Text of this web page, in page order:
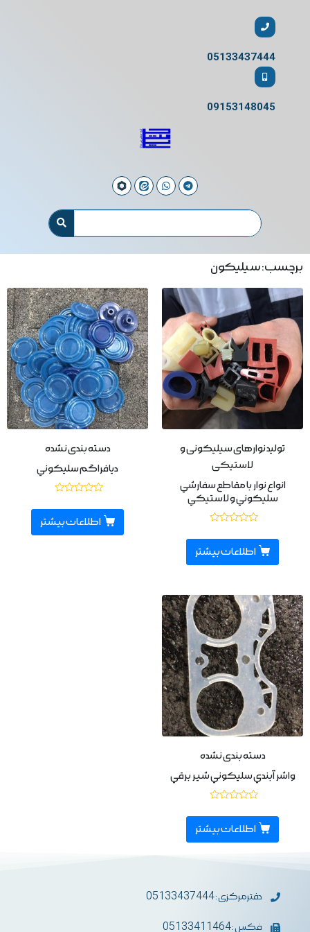
05133437444
09153148045
برچسب: سیلیکون
تولید نوارهای سیلیکونی و
لاستیکی
انواع نوار با مقاطع سفارشي
سليكوني و لاستيكي
0
از
5اطلاعات بیشتر
دسته بندی نشده
ديافراگم سليكوني
0
از
5اطلاعات بیشتر
دسته بندی نشده
واشر آبندي سليكوني شير برقي
0
از
5اطلاعات بیشتر
دفترمرکزی : 05133437444
فکس : 05133411464